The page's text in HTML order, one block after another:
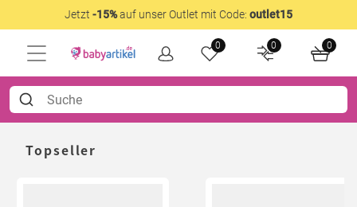
Jetzt -15%auf unser Outlet mit Code: outlet15
0 0 0
Topseller